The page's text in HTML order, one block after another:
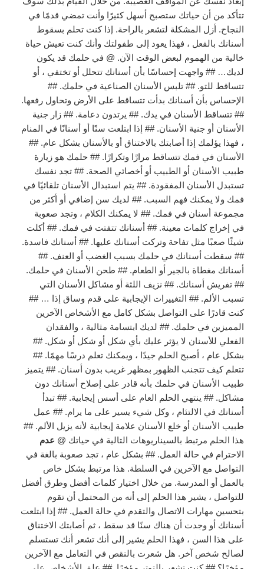
تتأكد من أن حياتك ستصبح أسهل كثيرًا وأنت تمضي قدمًا في
النجاح. أزل المشكلة لتشعر بالراحة. إذا كنت تحلم بسقوط
أسنانك بالفعل ، فهذا يعود إلى طفولتك وأنك كنت تعيش حياة
خالية من الهموم لبعض الوقت الآن. @ في حلمك قد يكون
لديك… ## واجهت إحساسًا بأن أسنانك تتحلل أو تختفي ، أو
تتساقط للتو. ## تلبس الأسنان الصناعية في حلمك. ##
الإحساس بأن أسنانك بدأت تتساقط على الأرض وتحاول رفعها.
## تتساقط الأسنان في يدك. ## يرتدون دعامة. ## زار جنية
الأسنان أو جنية الأسنان. ## إذا ابتلعت سنًا أو أسنانًا في المنام
، فهذا يؤلمك إذا أصابتك بالاختناق أو بالأسنان بشكل عام. ##
الأسنان في فمك تتساقط مرارًا وتكرارًا. ## حلمك هو زيارة
طبيب الأسنان أو الطبيب أو أخصائي الصحة. ## تجد نفسك
تستبدل الأسنان المفقودة. ## يتم استبدال الأسنان تلقائيًا في
فمك ولا يمكنك فهم السبب. ## لديك سن إضافي أو أكثر من
مجموعة أسنان في فمك. ## لا يمكنك الكلام ، وتجد صعوبة
في إخراج كلمات معينة. ## أسنانك تتفتت في فمك. ## أكلت
شيئًا صعبًا مثل تفاحة وتركت أسنانك عليها. ## أسنانك فاسدة.
## سقطت أسنانك في حلمك بسبب الغضب أو العنف. ##
أسنانك مغطاة بالجير أو الطعام. ## طحن الأسنان في حلمك.
## تفريش أسنانك. ## نزيف اللثة أو مشاكل الأسنان التي
تسبب الألم. ## التغييرات الإيجابية على قدم وساق إذا … ##
كنت قادرًا على التواصل بشكل كامل مع الأشخاص الآخرين
المميزين في حلمك. ## لديك ابتسامة مثالية ، والفقدان
الفعلي للأسنان لا يؤثر عليك بأي شكل أو شكل أو شكل. ##
بشكل عام ، أصبح الحلم جيدًا ، ويمكنك تعلم درسًا مهمًا. ##
تتعلم كيف تتجنب الظهور بمظهر غريب بدون أسنان. ## يتميز
طبيب الأسنان في حلمك بأنه قادر على إصلاح أسنانك دون
مشاكل. ## ينتهي الحلم العام على أسس إيجابية. ## تبدأ
أسنانك في الالتئام ، وكل شيء يسير على ما يرام. ## عمل
طبيب الأسنان أو خلع الأسنان علامة إيجابية لأنه يزيل الألم. ##
هذا الحلم مرتبط بالسيناريوهات التالية في حياتك @ عدم
الاحترام في حالة العمل. ## بشكل عام ، تجد صعوبة بالغة في
التواصل مع الآخرين في السلطة. هذا مرتبط بشكل خاص
بالعمل أو المدرسة. من خلال اختيار كلمات أفضل وطرق أفضل
للتواصل ، يشير هذا الحلم إلى أنه من المحتمل أن تقوم
بتحسين مهارات الاتصال والتقدم في حالة العمل. ## إذا ابتلعت
أسنانك أو وجدت أن هناك سنًا قد سقط ، ثم أصابتك الاختناق
على هذا السن ، فهذا الحلم يشير إلى أنك تشعر أنك تستسلم
لصالح شخص آخر. هل شعرت بالنقص في التعامل مع الآخرين